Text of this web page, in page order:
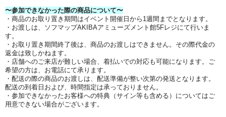
〜参加できなかった際の商品について〜
・商品のお取り置き期間はイベント開催日から1週間までとなります。
・お渡しは、ソフマップAKIBAアミューズメント館5Fレジにて行いま
す。
・お取り置き期間終了後は、商品のお渡しはできません。その際代金の
返金は致しかねます。
・店舗へのご来店が難しい場合、着払いでの対応も可能になります。ご
希望の方は、お電話にて承ります。
・配送の際の商品のお渡しは、配送準備が整い次第の発送となります。
配送の到着日および、時間指定は承っておりません。
・参加できなかったお客様への特典（サイン等も含める）についてはご
用意できない場合がございます。